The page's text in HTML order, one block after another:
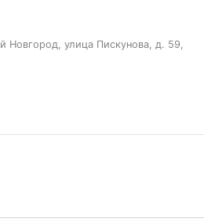
улица Пискунова, д. 59,